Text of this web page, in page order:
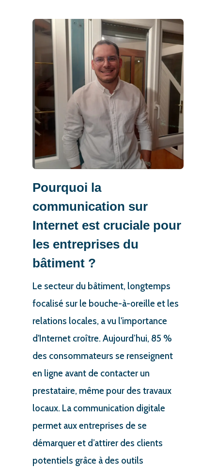
Pourquoi la
communication sur
Internet est cruciale pour
les entreprises du
bâtiment ?
Le secteur du bâtiment, longtemps
focalisé sur le bouche-à-oreille et les
relations locales, a vu l'importance
d'Internet croître. Aujourd’hui, 85 %
des consommateurs se renseignent
en ligne avant de contacter un
prestataire, même pour des travaux
locaux. La communication digitale
permet aux entreprises de se
démarquer et d’attirer des clients
potentiels grâce à des outils